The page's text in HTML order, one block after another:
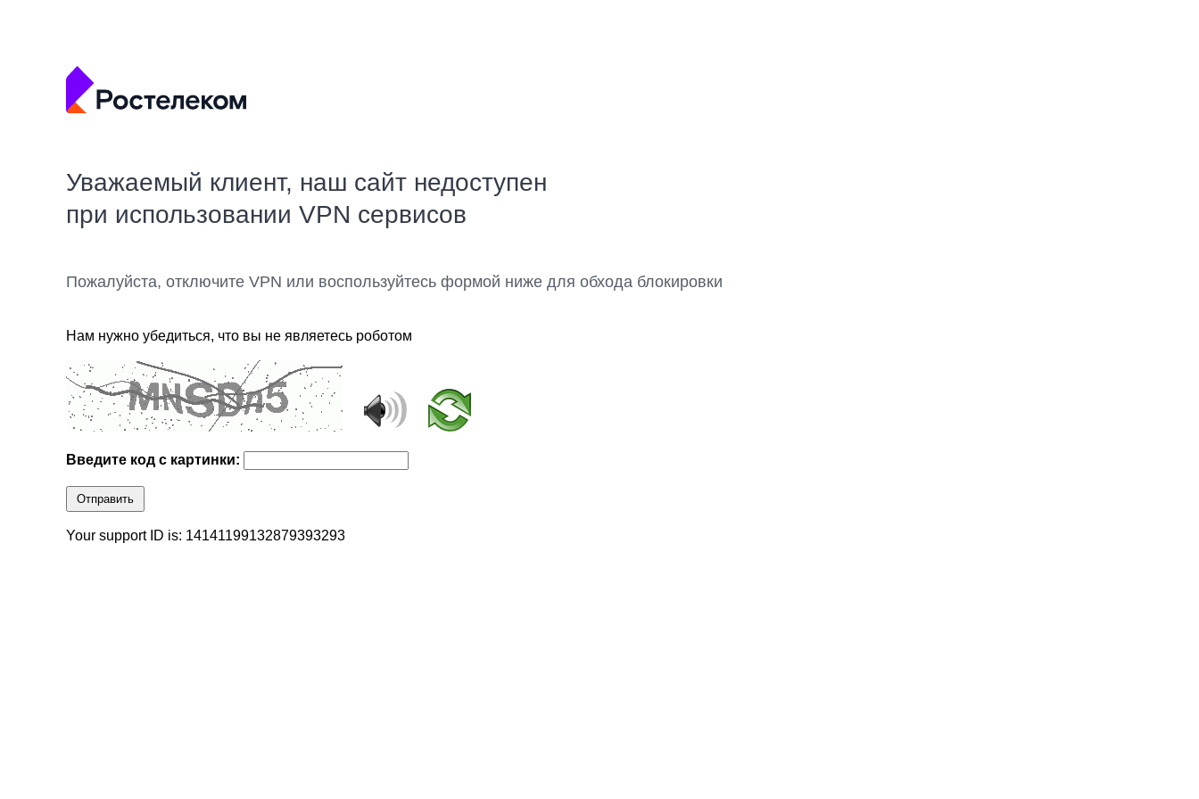
Уважаемый клиент, наш сайт недоступен
при использовании VPN сервисов
Пожалуйста, отключите VPN или воспользуйтесь формой ниже для обхода блокировки
Нам нужно убедиться, что вы не являетесь роботом
Введите код с картинки:
Отправить
Your support ID is: 14141199132879393293